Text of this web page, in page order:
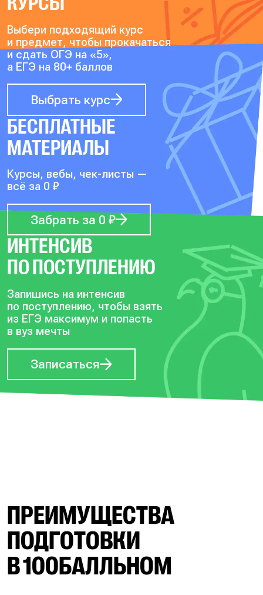
Выбери подходящий курс
и предмет, чтобы прокачаться
и сдать ОГЭ на «5»,
а ЕГЭ на 80+ баллов
Выбрать курс
БЕСПЛАТНЫЕ
МАТЕРИАЛЫ
Курсы, вебы, чек-листы —
всё за 0 ₽
Забрать за 0 ₽
ИНТЕНСИВ
ПО ПОСТУПЛЕНИЮ
Запишись на интенсив
по поступлению, чтобы взять
из ЕГЭ максимум и попасть
в вуз мечты
Записаться
ПРЕИМУЩЕСТВА
ПОДГОТОВКИ
В 100БАЛЛЬНОМ